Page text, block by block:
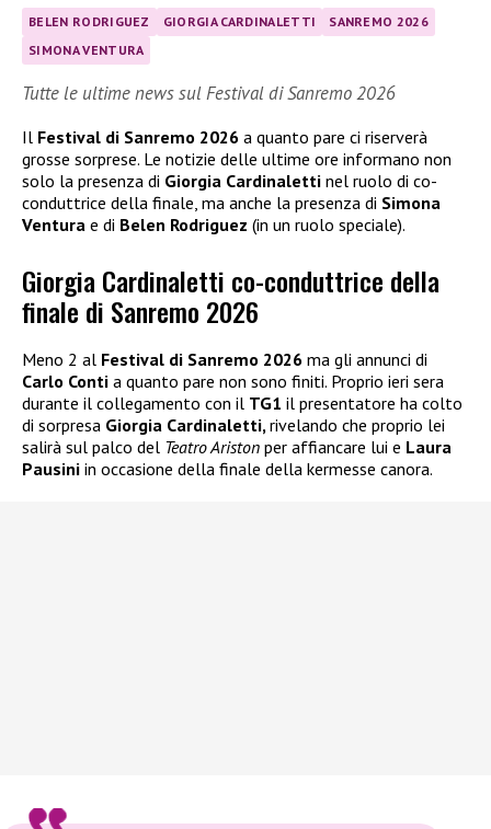
BELEN RODRIGUEZ GIORGIA CARDINALETTI
SANREMO 2026
SIMONA VENTURA
Tutte le ultime news sul Festival di Sanremo 2026
Il Festival di Sanremo 2026 a quanto pare ci riserverà
grosse sorprese. Le notizie delle ultime ore informano non
solo la presenza di Giorgia Cardinaletti nel ruolo di co-
conduttrice della finale, ma anche la presenza di Simona
Ventura e di Belen Rodriguez (in un ruolo speciale).
Giorgia Cardinaletti co-conduttrice della
finale di Sanremo 2026
Meno 2 al Festival di Sanremo 2026 ma gli annunci di
Carlo Conti a quanto pare non sono finiti. Proprio ieri sera
durante il collegamento con il TG1 il presentatore ha colto
di sorpresa Giorgia Cardinaletti, rivelando che proprio lei
salirà sul palco del Teatro Ariston per affiancare lui e Laura
Pausini in occasione della finale della kermesse canora.